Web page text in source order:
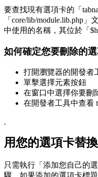
要查找現有選項卡的「
「core/lib/module.lib.php」
中使用的名稱，其位於「
如何確定您要刪除的
打開瀏覽器的開發者
單擊選擇元素按鈕
在窗口中選擇你要刪
在開發者工具中查看
用您的選項卡替
只需執行「添加您自己的